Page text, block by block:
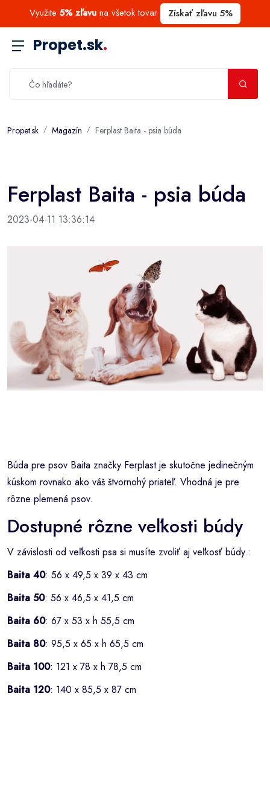
Využite 5% zľavu na všetok tovar Získať zľavu 5%
Propet.sk.
Propet.sk Magazín Ferplast Baita - psia búda
Ferplast Baita - psia búda
2023-04-11 13:36:14
Búda pre psov Baita značky Ferplast je skutočne jedinečným
kúskom rovnako ako váš štvornohý priateľ. Vhodná je pre
rôzne plemená psov.
Dostupné rôzne veľkosti búdy
V závislosti od veľkosti psa si musíte zvoliť aj veľkosť búdy.:
Baita 40: 56 x 49,5 x 39 x 43 cm
Baita 50: 56 x 46,5 x 41,5 cm
Baita 60: 67 x 53 x h 55,5 cm
Baita 80: 95,5 x 65 x h 65,5 cm
Baita 100: 121 x 78 x h 78,5 cm
Baita 120: 140 x 85,5 x 87 cm